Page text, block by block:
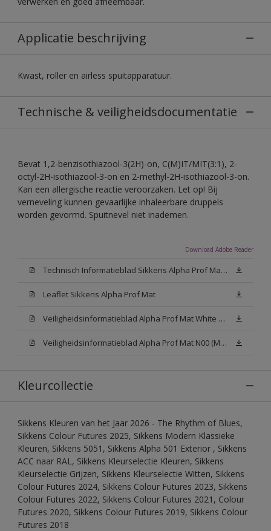
Applicatie beschrijving
Kwast, roller en airless spuitapparatuur.
Technische & veiligheidsdocumentatie
Bevat 1,2-benzisothiazool-3(2H)-on, C(M)IT/MIT(3:1), 2-
octyl-2H-isothiazool-3-on en 2-methyl-2H-isothiazool-3-on.
Kan een allergische reactie veroorzaken. Let op! Bij
verneveling kunnen gevaarlijke inhaleerbare druppels
worden gevormd. Spuitnevel niet inademen.
Download Adobe Reader
Technisch Informatieblad Sikkens Alpha Prof Mat(PDF)
Leaflet Sikkens Alpha Prof Mat
Veiligheidsinformatieblad Alpha Prof Mat White W05 (MSDS)
Veiligheidsinformatieblad Alpha Prof Mat N00 (MSDS)
Kleurcollectie
Sikkens Kleuren van het Jaar 2026 - The Rhythm of Blues,
Sikkens Colour Futures 2025, Sikkens Modern Klassieke
Kleuren, Sikkens 5051, Sikkens Alpha 501 Exterior , Sikkens
ACC naar RAL, Sikkens Kleurselectie Kleuren, Sikkens
Kleurselectie Grijzen, Sikkens Kleurselectie Witten, Sikkens
Colour Futures 2024, Sikkens Colour Futures 2023, Sikkens
Colour Futures 2022, Sikkens Colour Futures 2021, Colour
Futures 2020, Sikkens Colour Futures 2019, Sikkens Colour
Futures 2018